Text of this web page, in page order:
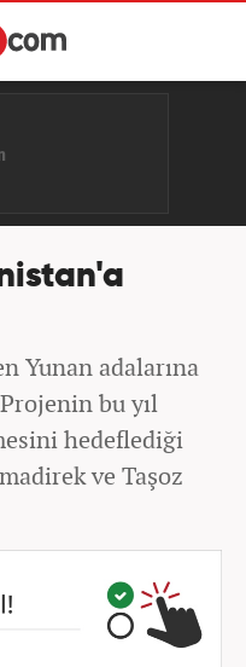
Yunan adalarına
bu yıl
hedeflediği
ve Taşoz